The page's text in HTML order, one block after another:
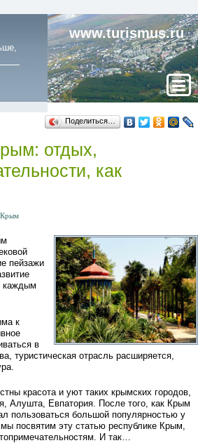
www.turismus.ru
Поделиться…
отдых,
как
Крым
пейзажи
каждым
к
в
туристическая отрасль расширяется,
красота и уют таких крымских городов,
Алушта, Евпатория. После того, как Крым
пользоваться большой популярностью у
посвятим эту статью республике Крым,
И так…